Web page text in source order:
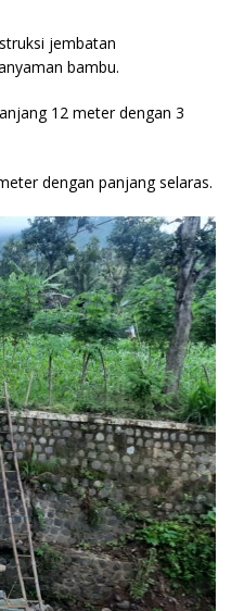
jembatan
bambu.
12 meter dengan 3
dengan panjang selaras.